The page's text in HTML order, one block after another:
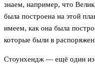
знаем, например, что
была построена на этой
имеем, как она была
которые были в
Стоунхендж — ещё один